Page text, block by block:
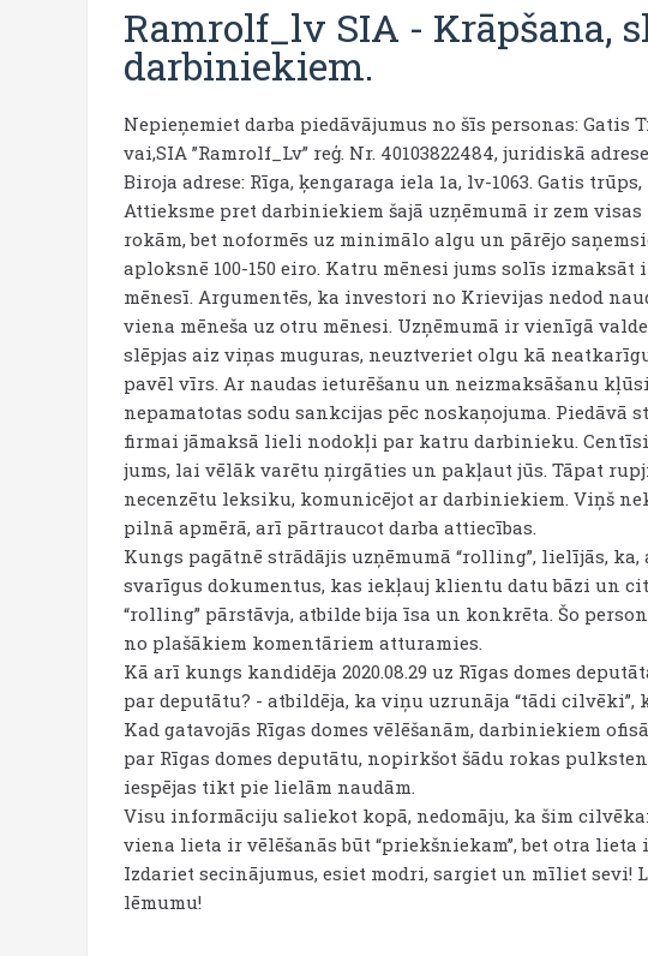
Ramrolf_lv SIA - Krāpšana,
darbiniekiem.
Nepieņemiet darba piedāvājumus no šīs personas: Gatis
vai,SIA ’’Ramrolf_Lv” reģ. Nr. 40103822484, juridiskā
Biroja adrese: Rīga, ķengaraga iela 1a, lv-1063. Gatis trūps,
Attieksme pret darbiniekiem šajā uzņēmumā ir zem
rokām, bet noformēs uz minimālo algu un pārējo
aploksnē 100-150 eiro. Katru mēnesi jums solīs
mēnesī. Argumentēs, ka investori no Krievijas nedod
viena mēneša uz otru mēnesi. Uzņēmumā ir vienīgā
slēpjas aiz viņas muguras, neuztveriet olgu kā
pavēl vīrs. Ar naudas ieturēšanu un neizmaksāšanu
nepamatotas sodu sankcijas pēc noskaņojuma. Piedāvā
firmai jāmaksā lieli nodokļi par katru darbinieku.
jums, lai vēlāk varētu ņirgāties un pakļaut jūs. Tāpat
necenzētu leksiku, komunicējot ar darbiniekiem. Viņš
pilnā apmērā, arī pārtraucot darba attiecības.
Kungs pagātnē strādājis uzņēmumā “rolling”, lielījās,
svarīgus dokumentus, kas iekļauj klientu datu bāzi un
“rolling” pārstāvja, atbilde bija īsa un konkrēta. Šo
no plašākiem komentāriem atturamies.
Kā arī kungs kandidēja 2020.08.29 uz Rīgas domes
par deputātu? - atbildēja, ka viņu uzrunāja “tādi cilvēki”,
Kad gatavojās Rīgas domes vēlēšanām, darbiniekiem
par Rīgas domes deputātu, nopirkšot šādu rokas
iespējas tikt pie lielām naudām.
Visu informāciju saliekot kopā, nedomāju, ka šim
viena lieta ir vēlēšanās būt “priekšniekam’’, bet otra lieta
Izdariet secinājumus, esiet modri, sargiet un mīliet
lēmumu!